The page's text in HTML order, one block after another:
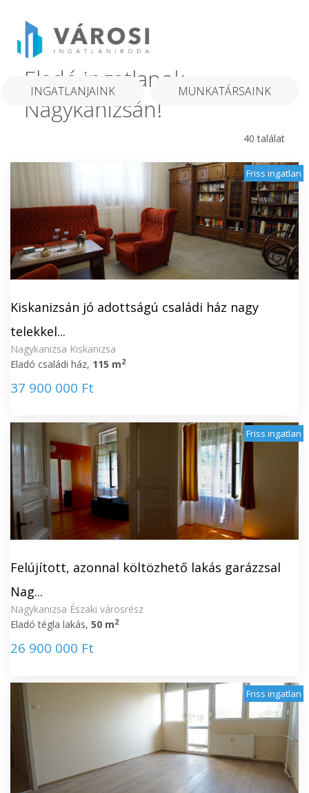
INGATLANJAINK MUNKATÁRSAINK
Eladó ingatlanok
Nagykanizsán!
40 találat
Friss ingatlan
Kiskanizsán jó adottságú családi ház nagy
telekkel...
Nagykanizsa Kiskanizsa
Eladó családi ház, 115 m2
37 900 000 Ft
Friss ingatlan
Felújított, azonnal költözhető lakás garázzsal
Nag...
Nagykanizsa Északi városrész
Eladó tégla lakás, 50 m2
26 900 000 Ft
Friss ingatlan